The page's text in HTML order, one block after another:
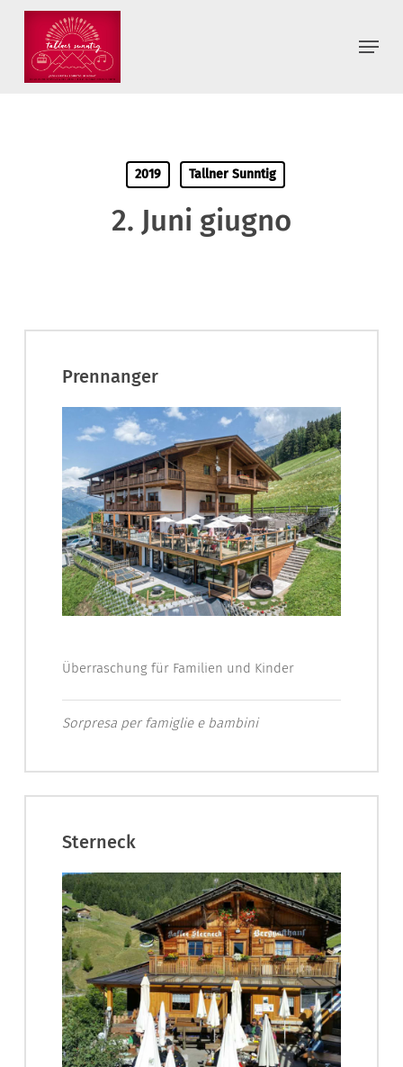
content
Menu
2019 Tallner Sunntig
2. Juni giugno
Prennanger
Überraschung für Familien und Kinder
Sorpresa per famiglie e bambini
Sterneck